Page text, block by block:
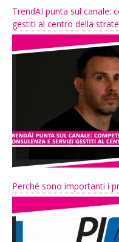
TrendAI punta sul canale:
gestiti al centro della
Perché sono importanti i